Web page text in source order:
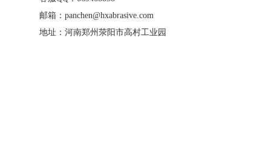
邮箱：panchen@hxabrasive.com
地址：河南郑州荥阳市高村工业园